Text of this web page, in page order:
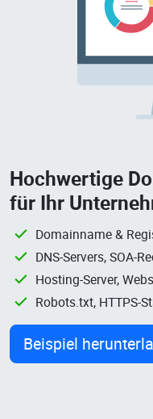
Hochwertige
für Ihr
Domainname &
DNS-Servers, SOA-
Hosting-Server,
Robots.txt, HTTPS-
Beispiel